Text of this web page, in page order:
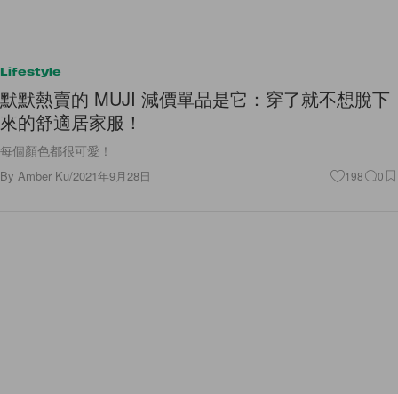
Lifestyle
默默熱賣的 MUJI 減價單品是它：穿了就不想脫下
來的舒適居家服！
每個顏色都很可愛！
By Amber Ku/2021年9月28日 198 0